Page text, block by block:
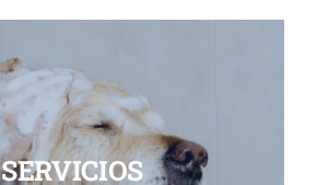
SERVICIOS